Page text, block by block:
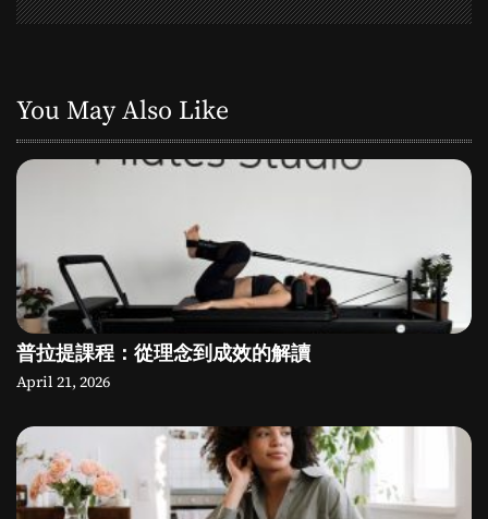
You May Also Like
普拉提課程：從理念到成效的解讀
April 21, 2026